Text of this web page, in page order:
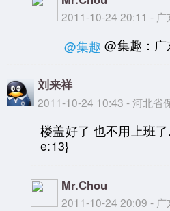
2011-10-24 20:11 - 广
@集趣 @集趣：
刘来祥
2011-10-24 10:43 - 河北省
楼盖好了 也不用上班
e:13}
Mr.Chou
2011-10-24 20:09 - 广